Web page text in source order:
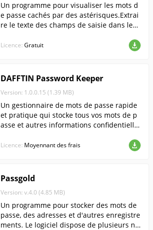
Un programme pour visualiser les mots d
e passe cachés par des astérisques.Extrai
re le texte des champs de saisie dans les f
programme dispose d'une aide en langue
Licence: Gratuit
DAFFTIN Password Keeper
Version: 1.0.0.15 (1.39 MB)
Un gestionnaire de mots de passe rapide
et pratique qui stocke tous vos mots de p
asse et autres informations confidentielle
cryptage AES/BLOWFISH). Le programme p
eut être transporté et exécuté à partir d'u
Licence: Moyennant des frais
Passgold
Version: v.4.0 (4.85 MB)
Un programme pour stocker des mots de
passe, des adresses et d'autres enregistre
ments. Le logiciel dispose de plusieurs niv